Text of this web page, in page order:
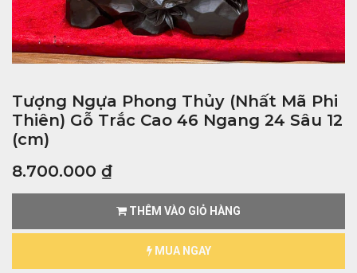
Tượng Ngựa Phong Thủy (Nhất Mã Phi
Thiên) Gỗ Trắc Cao 46 Ngang 24 Sâu 12
(cm)
8.700.000 ₫
THÊM VÀO GIỎ HÀNG
MUA NGAY